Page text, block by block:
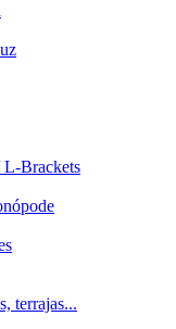
L-Brackets
terrajas...